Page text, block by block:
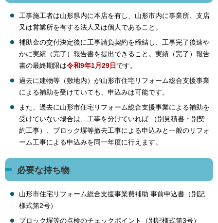
工事施工者は山形県内に本店を有し、山形市内に事業所、支店
又は営業所を有する法人又は個人であること。
補助金の交付決定後に工事請負契約を締結し、工事完了後速や
かに実績（完了）報告書を提出できること。実績（完了）報告
書の最終期限は令和9年1月29日 です。
過去に建物等（敷地内）が山形市住宅リフォーム総合支援事業
による補助を受けていても、申込みは可能です。
また、過去に山形市住宅リフォーム総合支援事業による補助を
受けていない場合は、工事を分けていれば （別見積書・別契
約工事）、ブロック塀等撤去工事による申込みと一般のリフォ
ーム工事による申込みを同一年度に行えます。
必要な持ち物
山形市住宅リフォーム総合支援事業費補助 事前申込書（別記
様式第2号）
ブロック塀等の点検のチェックポイント（別記様式第3号）